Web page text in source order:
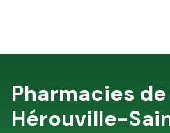
Pharmacies
Hérouville-